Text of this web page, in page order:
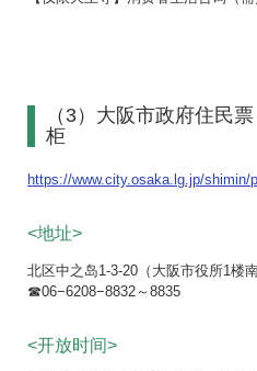
（3）大阪市政府住民
柜
https://www.city.osaka.lg.jp/shimin/
<地址>
北区中之岛1-3-20（大阪市役所1楼南
☎06−6208−8832～8835
<开放时间>